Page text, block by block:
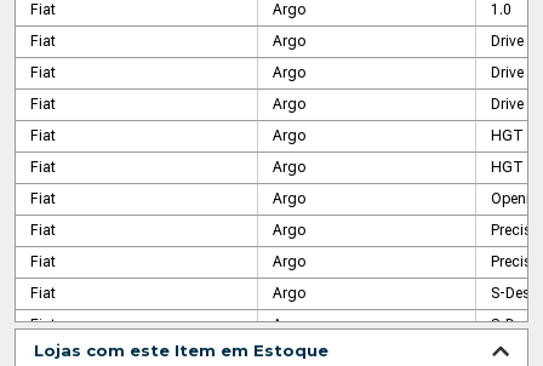
Fiat
Argo
1.0
Fiat
Argo
Drive
Fiat
Argo
Drive
Fiat
Argo
Drive
Fiat
Argo
HGT
Fiat
Argo
HGT
Fiat
Argo
Fiat
Argo
Fiat
Argo
Fiat
Argo
S-
Fiat
Argo
S-
Fiat
Argo
Lojas com este Item em Estoque